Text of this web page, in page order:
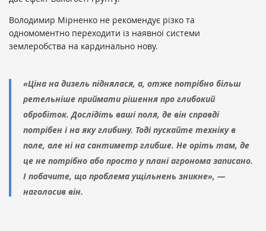
Володимир Мірненко не рекомендує різко та
одномоментно переходити із наявної системи
землеробства на кардинально нову.
«Ціна на дизель піднялася, а, отже потрібно більш
ретельніше приймати рішення про глибокий
обробіток. Дослідіть ваші поля, де він справді
потрібен і на яку глибину. Тоді пускайте техніку в
поле, але ні на сантиметр глибше. Не оріть там, де
це не потрібно або просто у плані агронома записано.
І побачите, що проблема ущільнень зникне», —
наголосив він.